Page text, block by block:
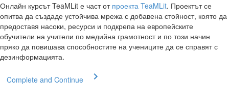
Онлайн курсът TeaMLit е част от проекта TeaMLit. Проектът се
опитва да създаде устойчива мрежа с добавена стойност, която да
предоставя насоки, ресурси и подкрепа на европейските
обучители на учители по медийна грамотност и по този начин
пряко да повишава способностите на учениците да се справят с
дезинформацията.
Complete and Continue